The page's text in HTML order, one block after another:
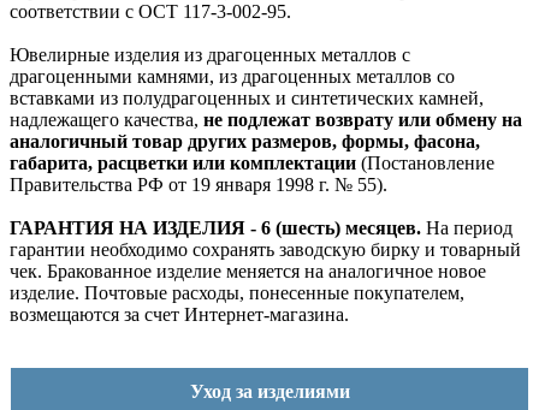
соответствии с ОСТ 117-3-002-95.
Ювелирные изделия из драгоценных металлов с
драгоценными камнями, из драгоценных металлов со
вставками из полудрагоценных и синтетических камней,
надлежащего качества, не подлежат возврату или обмену на
аналогичный товар других размеров, формы, фасона,
габарита, расцветки или комплектации (Постановление
Правительства РФ от 19 января 1998 г. № 55).
ГАРАНТИЯ НА ИЗДЕЛИЯ - 6 (шесть) месяцев. На период
гарантии необходимо сохранять заводскую бирку и товарный
чек. Бракованное изделие меняется на аналогичное новое
изделие. Почтовые расходы, понесенные покупателем,
возмещаются за счет Интернет-магазина.
Уход за изделиями